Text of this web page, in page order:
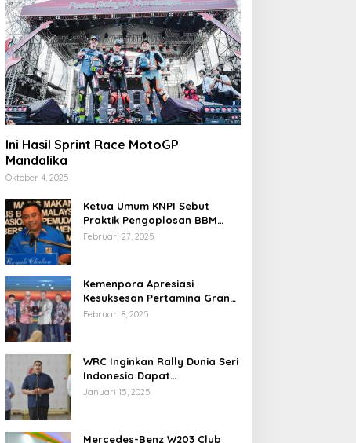
Ini Hasil Sprint Race MotoGP
Mandalika
Oktober 4, 2025
Ketua Umum KNPI Sebut
Praktik Pengoplosan BBM
Cederai Kepercayaan
Februari 27, 2025
Kemenpora Apresiasi
Kesuksesan Pertamina Grand
Prix of Indonesia 2024
Februari 8, 2025
WRC Inginkan Rally Dunia Seri
Indonesia Dapat
Terselenggara 2026
Januari 15, 2025
Mercedes-Benz W203 Club